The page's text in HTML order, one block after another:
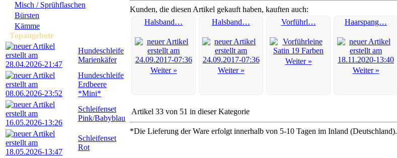
Misch / Sprühflaschen
Bürsten
Kämme
Topangebote
Hundeschleife
Marienkäfer
Hundeschleife
Erdbeere
*Mini*
Schleifenset
Pink/Babyblau
Schleifenset
Rot
Kunden, die diesen Artikel gekauft haben, kauften auch:
Halsband…
Weiter »
Halsband…
Weiter »
Vorführl…
Weiter »
Haarspang…
Weiter »
Artikel 33 von 51 in dieser Kategorie
*Die Lieferung der Ware erfolgt innerhalb von 5-10 Tagen im Inland (Deutschland).